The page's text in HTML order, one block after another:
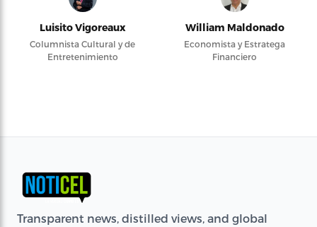
Luisito Vigoreaux
Columnista Cultural y de
Entretenimiento
William Maldonado
Economista y Estratega
Financiero
Transparent news, distilled views, and global